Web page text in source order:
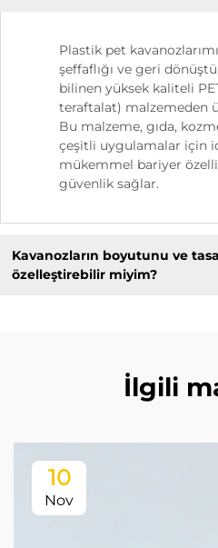
Plastik pet
şeffaflığı ve geri
bilinen yüksek kaliteli
teraftalat) malzemeden
Bu malzeme, gıda,
çeşitli uygulamalar için
mükemmel bariyer
güvenlik sağlar.
Kavanozların boyutunu ve
özelleştirebilir miyim?
İlgili
10
Nov